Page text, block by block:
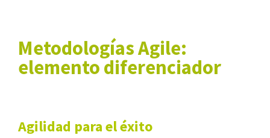
News
Únete a Wyser
Metodologías Agile:
elemento diferenciador
Agilidad para el éxito